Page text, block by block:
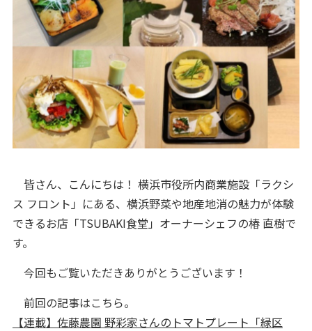
皆さん、こんにちは！ 横浜市役所内商業施設「ラクシ
ス フロント」にある、横浜野菜や地産地消の魅力が体験
できるお店「TSUBAKI食堂」オーナーシェフの椿 直樹で
す。
今回もご覧いただきありがとうございます！
前回の記事はこちら。
【連載】佐藤農園 野彩家さんのトマトプレート「緑区